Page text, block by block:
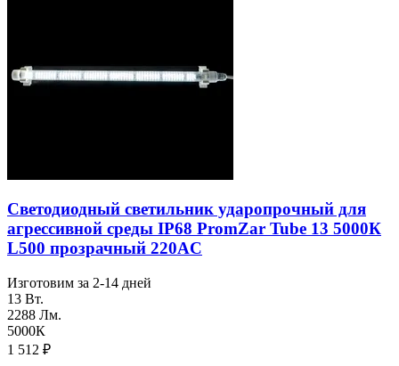
Светодиодный светильник ударопрочный для
агреcсивной среды IP68 PromZar Tube 13 5000К
L500 прозрачный 220AC
Изготовим за 2-14 дней
13 Вт.
2288 Лм.
5000К
1 512 ₽